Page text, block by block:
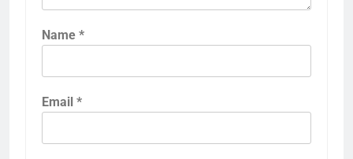
Name *
Email *